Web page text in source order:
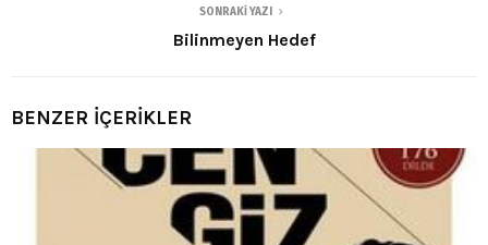
SONRAKI YAZI
Bilinmeyen Hedef
BENZER İÇERİKLER